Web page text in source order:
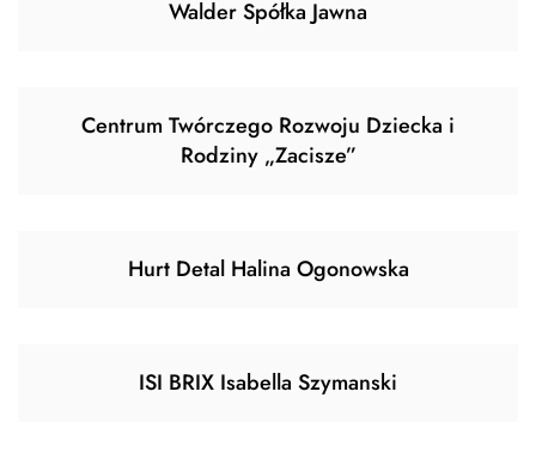
Walder Spółka Jawna
Centrum Twórczego Rozwoju Dziecka i
Rodziny „Zacisze”
Hurt Detal Halina Ogonowska
ISI BRIX Isabella Szymanski